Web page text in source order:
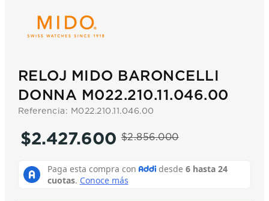
RELOJ MIDO BARONCELLI
DONNA M022.210.11.046.00
Referencia: M022.210.11.046.00
$2.856.000
$2.427.600